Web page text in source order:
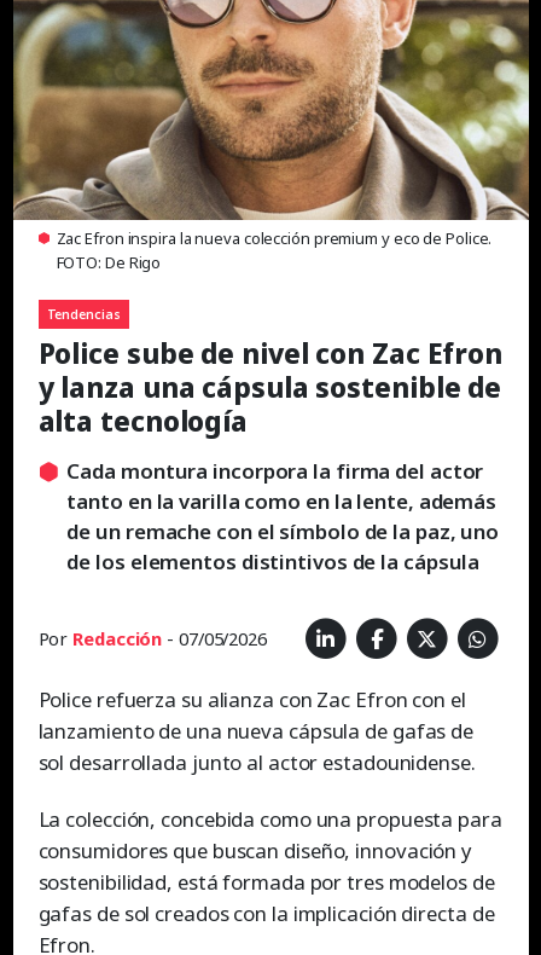
Zac Efron inspira la nueva colección premium y eco de Police.
FOTO: De Rigo
Tendencias
Police sube de nivel con Zac Efron
y lanza una cápsula sostenible de
alta tecnología
Cada montura incorpora la firma del actor
tanto en la varilla como en la lente, además
de un remache con el símbolo de la paz, uno
de los elementos distintivos de la cápsula
Por Redacción - 07/05/2026
Police refuerza su alianza con Zac Efron con el
lanzamiento de una nueva cápsula de gafas de
sol desarrollada junto al actor estadounidense.
La colección, concebida como una propuesta para
consumidores que buscan diseño, innovación y
sostenibilidad, está formada por tres modelos de
gafas de sol creados con la implicación directa de
Efron.